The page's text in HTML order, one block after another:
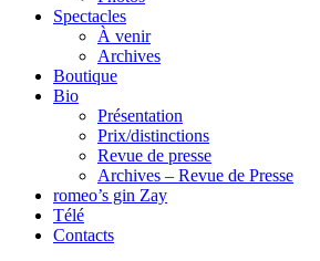
Spectacles
À venir
Archives
Boutique
Bio
Présentation
Prix/distinctions
Revue de presse
Archives – Revue de Presse
romeo’s gin Zay
Télé
Contacts